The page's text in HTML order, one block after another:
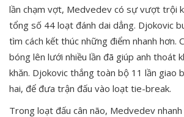
lần chạm vợt, Medvedev có sự vượt trội
tổng số 44 loạt đánh dai dẳng. Djokovic
tìm cách kết thúc những điểm nhanh hơn.
bóng lên lưới nhiều lần đã giúp anh thoát
khăn. Djokovic thắng toàn bộ 11 lần giao
hai, để đưa trận đấu vào loạt tie-break.
Trong loạt đấu cân não, Medvedev